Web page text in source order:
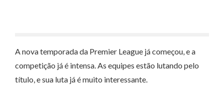
A nova temporada da Premier League já começou, e a
competição já é intensa. As equipes estão lutando pelo
título, e sua luta já é muito interessante.